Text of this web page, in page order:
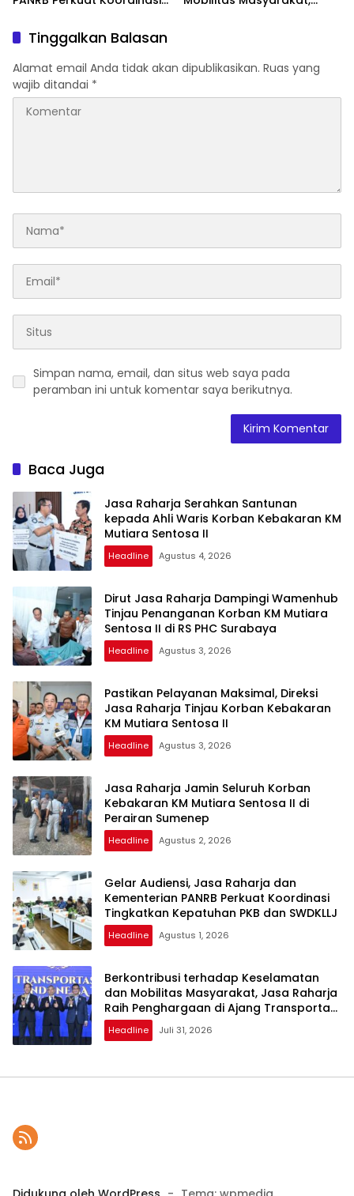
dan SWDKLLJ
Awards 2026
Tinggalkan Balasan
Alamat email Anda tidak akan dipublikasikan. Ruas yang
wajib ditandai *
Simpan nama, email, dan situs web saya pada
peramban ini untuk komentar saya berikutnya.
Baca Juga
Jasa Raharja Serahkan Santunan
kepada Ahli Waris Korban Kebakaran KM
Mutiara Sentosa II
Headline Agustus 4, 2026
Dirut Jasa Raharja Dampingi Wamenhub
Tinjau Penanganan Korban KM Mutiara
Sentosa II di RS PHC Surabaya
Headline Agustus 3, 2026
Pastikan Pelayanan Maksimal, Direksi
Jasa Raharja Tinjau Korban Kebakaran
KM Mutiara Sentosa II
Headline Agustus 3, 2026
Jasa Raharja Jamin Seluruh Korban
Kebakaran KM Mutiara Sentosa II di
Perairan Sumenep
Headline Agustus 2, 2026
Gelar Audiensi, Jasa Raharja dan
Kementerian PANRB Perkuat Koordinasi
Tingkatkan Kepatuhan PKB dan SWDKLLJ
Headline Agustus 1, 2026
Berkontribusi terhadap Keselamatan
dan Mobilitas Masyarakat, Jasa Raharja
Raih Penghargaan di Ajang Transportasi
Indonesia Awards 2026
Headline Juli 31, 2026